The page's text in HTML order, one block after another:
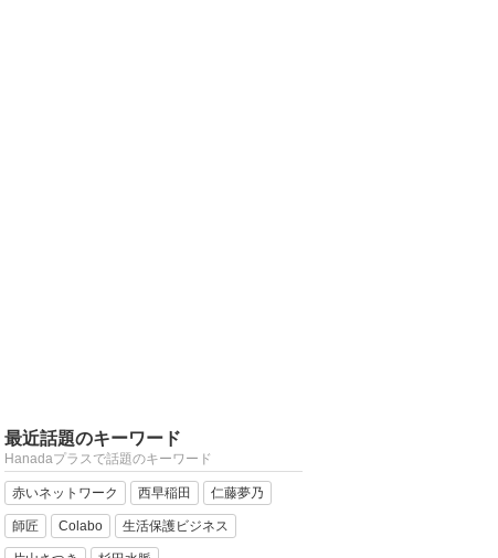
最近話題のキーワード
Hanadaプラスで話題のキーワード
赤いネットワーク 西早稲田 仁藤夢乃
師匠 Colabo 生活保護ビジネス